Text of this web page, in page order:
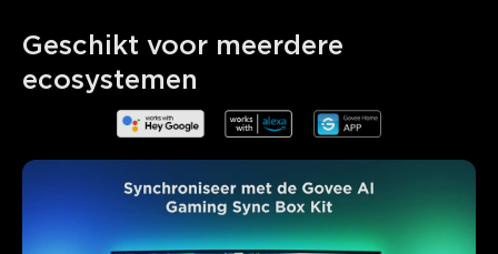
Geschikt voor meerdere
ecosystemen